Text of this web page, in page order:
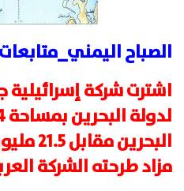
الصباح
اشترت شركة إسرائيلية
مزاد طرحته الشركة